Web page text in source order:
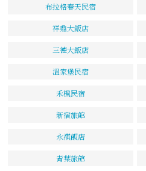
布拉格春天民宿
祥鼎大飯店
三德大飯店
溫家堡民宿
禾楓民宿
新宿旅館
永祺飯店
青葉旅館